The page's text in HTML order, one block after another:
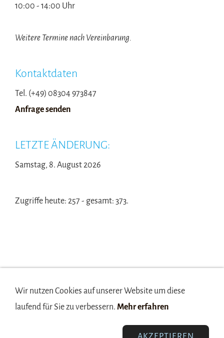
10:00 - 14:00 Uhr
Weitere Termine nach Vereinbarung.
Kontaktdaten
Tel. (+49) 08304 973847
Anfrage senden
LETZTE ÄNDERUNG:
Samstag, 8. August 2026
Zugriffe heute: 257 - gesamt: 373.
Anfahrt Anfrage Brands
Geschäftszeiten
AGB Sitemaps
Wir nutzen Cookies auf unserer Website um diese
laufend für Sie zu verbessern.Mehr erfahren